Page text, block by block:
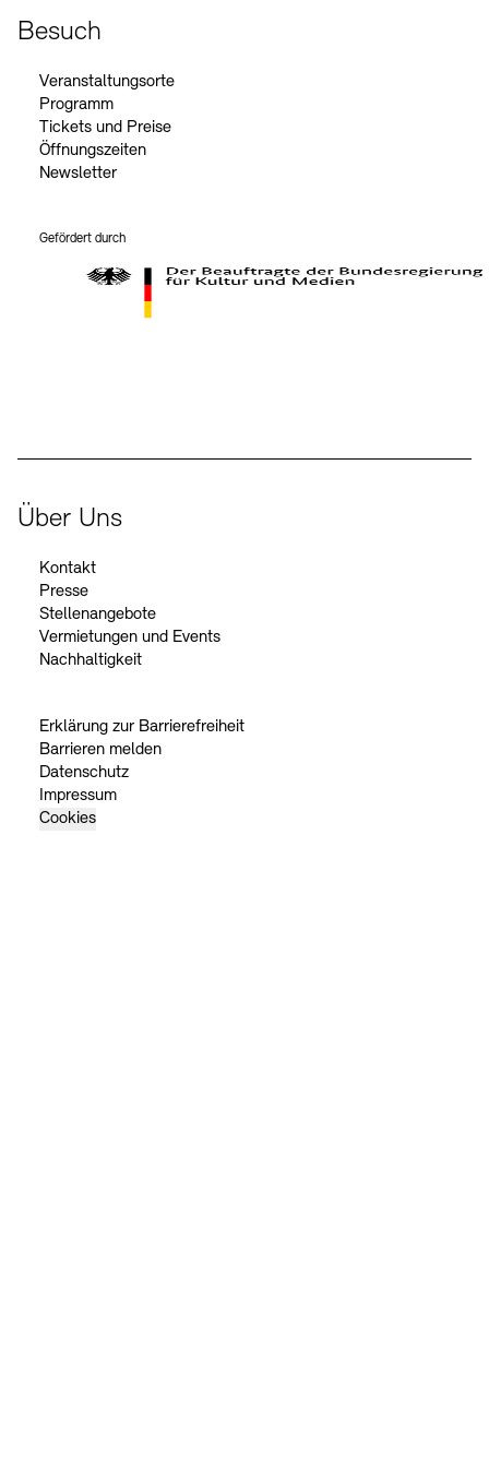
Besuch
Veranstaltungsorte
Programm
Tickets und Preise
Öffnungszeiten
Newsletter
Gefördert durch
Über Uns
Kontakt
Presse
Stellenangebote
Vermietungen und Events
Nachhaltigkeit
Erklärung zur Barrierefreiheit
Barrieren melden
Datenschutz
Impressum
Cookies